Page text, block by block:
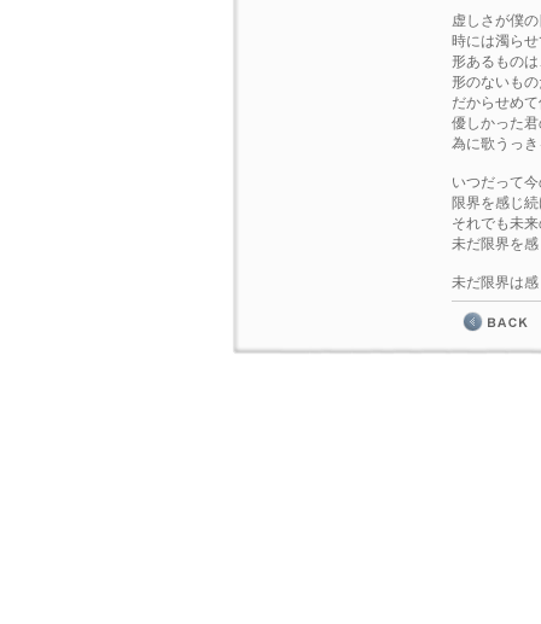
虚しさが僕
時には濁ら
形あるもの
形のないも
だからせめ
優しかった
為に歌うっ
いつだって
限界を感じ
それでも未
未だ限界を
未だ限界は